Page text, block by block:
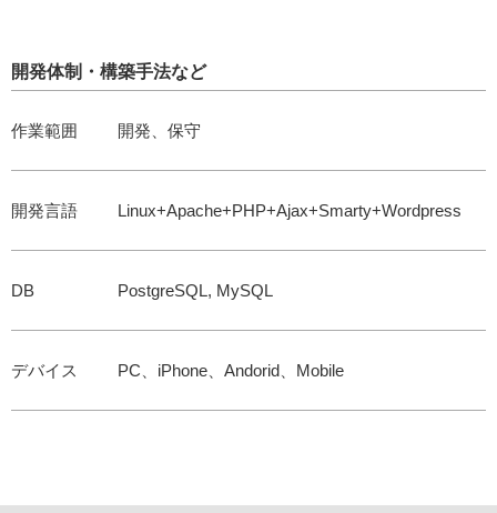
開発体制・構築手法など
作業範囲 開発、保守
開発言語 Linux+Apache+PHP+Ajax+Smarty+Wordpress
DB PostgreSQL, MySQL
デバイス PC、iPhone、Andorid、Mobile